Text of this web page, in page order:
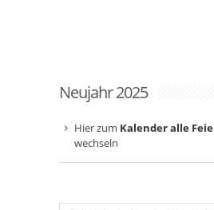
Neujahr 2025
Hier zum Kalender alle
wechseln